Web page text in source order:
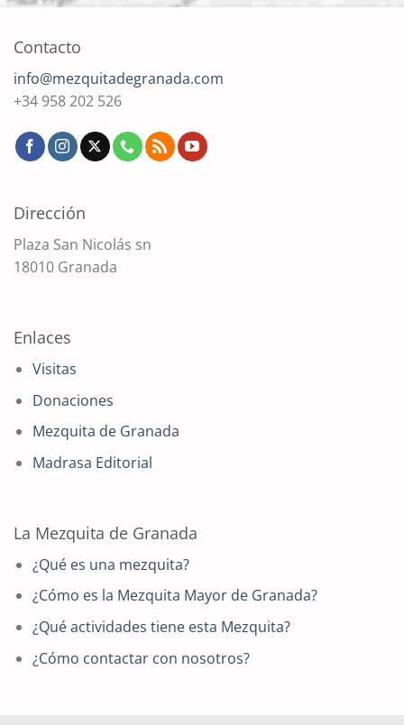
Contacto
info@mezquitadegranada.com
+34 958 202 526
Dirección
Plaza San Nicolás sn
18010 Granada
Enlaces
Visitas
Donaciones
Mezquita de Granada
Madrasa Editorial
La Mezquita de Granada
¿Qué es una mezquita?
¿Cómo es la Mezquita Mayor de Granada?
¿Qué actividades tiene esta Mezquita?
¿Cómo contactar con nosotros?